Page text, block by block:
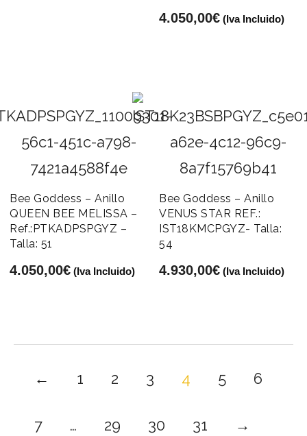
4.050,00€ (Iva Incluido)
Bee Goddess – Anillo
QUEEN BEE MELISSA –
Ref.:PTKADPSPGYZ –
Talla: 51
4.050,00€ (Iva Incluido)
Bee Goddess – Anillo
VENUS STAR REF.:
IST18KMCPGYZ- Talla:
54
4.930,00€ (Iva Incluido)
← 1 2 3 4 5 6
7 … 29 30 31 →